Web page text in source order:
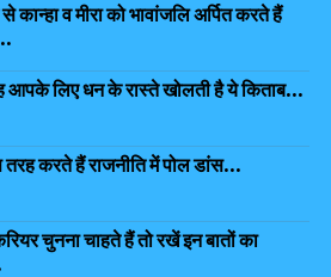
व मीरा को भावांजलि अर्पित करते हैं
आपके लिए धन के रास्ते खोलती है ये किताब...
तरह करते हैं राजनीति में पोल डांस...
चुनना चाहते हैं तो रखें इन बातों का